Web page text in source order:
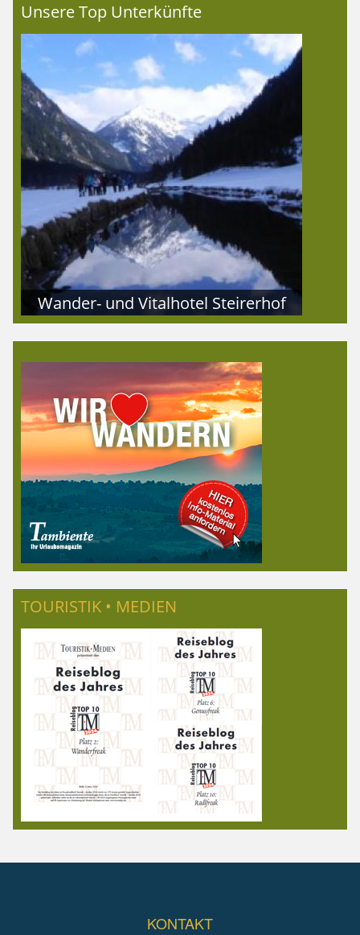
Unsere Top Unterkünfte
Wander- und Vitalhotel Steirerhof
TOURISTIK • MEDIEN
KONTAKT